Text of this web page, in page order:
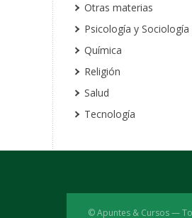
Otras materias
Psicología y Sociología
Química
Religión
Salud
Tecnología
© Apuntes & Cursos —